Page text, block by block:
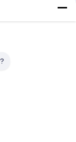
Verkapselungs-